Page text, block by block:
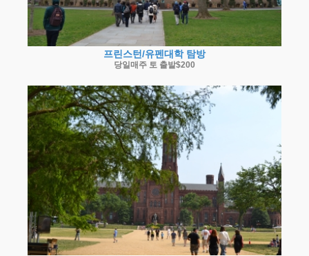
프린스턴/유펜대학 탐방
당일매주 토 출발$200